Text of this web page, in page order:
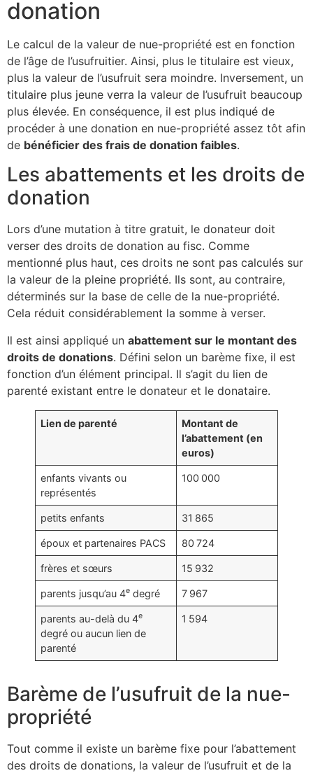
donation
Le calcul de la valeur de nue-propriété est en fonction
de l’âge de l’usufruitier. Ainsi, plus le titulaire est vieux,
plus la valeur de l’usufruit sera moindre. Inversement, un
titulaire plus jeune verra la valeur de l’usufruit beaucoup
plus élevée. En conséquence, il est plus indiqué de
procéder à une donation en nue-propriété assez tôt afin
de bénéficier des frais de donation faibles.
Les abattements et les droits de
donation
Lors d’une mutation à titre gratuit, le donateur doit
verser des droits de donation au fisc. Comme
mentionné plus haut, ces droits ne sont pas calculés sur
la valeur de la pleine propriété. Ils sont, au contraire,
déterminés sur la base de celle de la nue-propriété.
Cela réduit considérablement la somme à verser.
Il est ainsi appliqué un abattement sur le montant des
droits de donations. Défini selon un barème fixe, il est
fonction d’un élément principal. Il s’agit du lien de
parenté existant entre le donateur et le donataire.
Lien de parenté
Montant de
l’abattement (en
euros)
enfants vivants ou
représentés
100 000
petits enfants 31 865
époux et partenaires PACS 80 724
frères et sœurs 15 932
parents jusqu’au 4e degré 7 967
parents au-delà du 4e
degré ou aucun lien de
parenté
1 594
Barème de l’usufruit de la nue-
propriété
Tout comme il existe un barème fixe pour l’abattement
des droits de donations, la valeur de l’usufruit et de la